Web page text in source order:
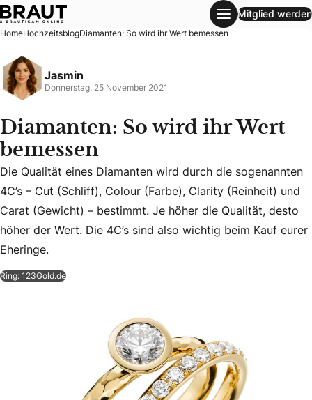
Diamanten: So wird ihr Wert bemessen
Mitglied werden
HomeHochzeitsblogDiamanten: So wird ihr Wert bemessen
Jasmin
Donnerstag, 25 November 2021
Diamanten: So wird ihr Wert
bemessen
Die Qualität eines Diamanten wird durch die sogenannten
Die Qualität eines Diamanten wird durch die sogenannten
4C’s – Cut (Schliff), Colour (Farbe), Clarity (Reinheit) und
Carat (Gewicht) – bestimmt. Je höher die Qualität, desto
höher der Wert. Die 4C’s sind also wichtig beim Kauf eurer
Eheringe.
Ring: 123Gold.de